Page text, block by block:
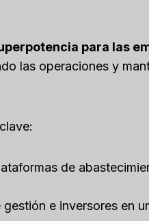
para las
las operaciones y
de
e inversores en